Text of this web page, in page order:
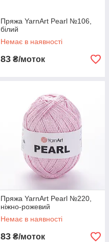
Пряжа YarnArt Pearl №106,
білий
Немає в наявності
83 ₴/моток
Пряжа YarnArt Pearl №220,
ніжно-рожевий
Немає в наявності
83 ₴/моток